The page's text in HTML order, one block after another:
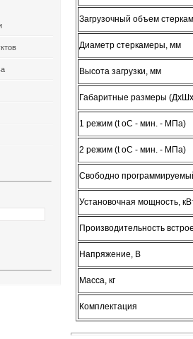
Загрузочный объем
Диаметр стеркамеры, мм
Высота загрузки, мм
Габаритные размеры
1 режим (t oC - мин. - МПа)
2 режим (t oC - мин. - МПа)
Свободно
Установочная мощность,
Производительность
Напряжение, В
Масса, кг
Комплектация